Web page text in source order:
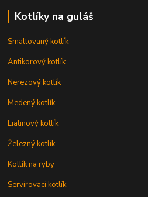
Kotlíky na guláš
Smaltovaný kotlík
Antikorový kotlík
Nerezový kotlík
Medený kotlík
Liatinový kotlík
Železný kotlík
Kotlík na ryby
Servírovací kotlík